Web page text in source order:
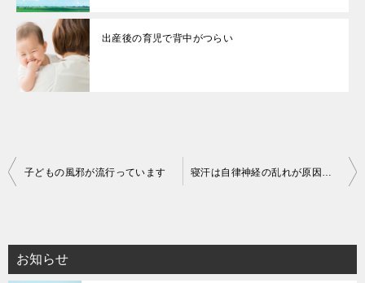
出産後の育児で背中がつらい
投
ビ
ゲ
子どもの風邪が流行っています 寝汗は自律神経の乱れが原因のことも
お知らせ